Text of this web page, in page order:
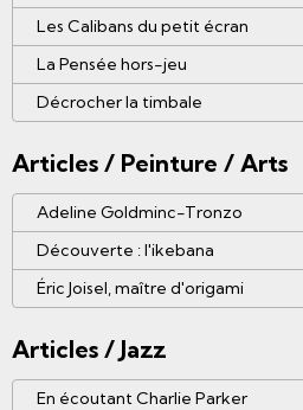
Les Calibans du petit écran
La Pensée hors-jeu
Décrocher la timbale
Articles / Peinture / Arts
Adeline Goldminc-Tronzo
Découverte : l'ikebana
Éric Joisel, maître d'origami
Articles / Jazz
En écoutant Charlie Parker